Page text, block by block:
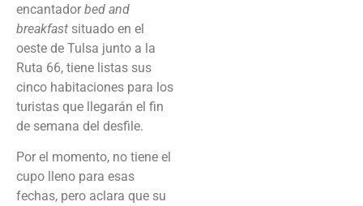
encantador bed and
breakfast situado en el
oeste de Tulsa junto a la
Ruta 66, tiene listas sus
cinco habitaciones para los
turistas que llegarán el fin
de semana del desfile.
Por el momento, no tiene el
cupo lleno para esas
fechas, pero aclara que su